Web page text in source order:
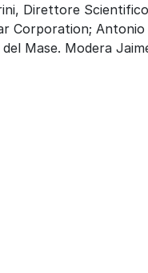
Direttore
Corporation; Antonio
Mase. Modera